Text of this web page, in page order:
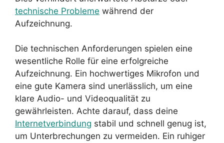
technische Probleme während der
Aufzeichnung.
Die technischen Anforderungen spielen eine
wesentliche Rolle für eine erfolgreiche
Aufzeichnung. Ein hochwertiges Mikrofon und
eine gute Kamera sind unerlässlich, um eine
klare Audio- und Videoqualität zu
gewährleisten. Achte darauf, dass deine
Internetverbindung stabil und schnell genug ist,
um Unterbrechungen zu vermeiden. Ein ruhiger